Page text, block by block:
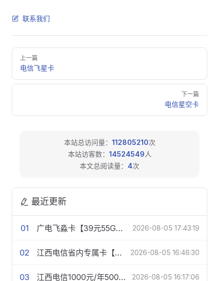
联系我们
Pager
上一篇
电信飞星卡
下一篇
电信星空卡
本站总访问量： 112805210次
本站访客数： 14524549人
本文总阅读量： 4次
最近更新
01 广电飞淼卡【39元55G+100分钟】【仅发浙江】 2026-08-05 17:43:19
02 江西电信省内专属卡【39元480G+200分钟+会员】 2026-08-05 16:46:30
03 江西电信1000元/年500M单宽带【FTTR】 2026-08-05 16:17:06